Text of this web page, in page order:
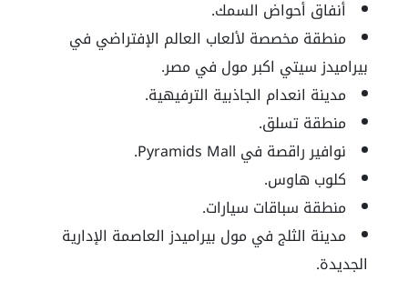
أنفاق أحواض السمك.
منطقة مخصصة لألعاب العالم الإفتراضي في
بيراميدز سيتي اكبر مول في مصر.
مدينة انعدام الجاذبية الترفيهية.
منطقة تسلق.
نوافير راقصة في Pyramids Mall.
كلوب هاوس.
منطقة سباقات سيارات.
مدينة الثلج في مول بيراميدز العاصمة الإدارية
الجديدة.